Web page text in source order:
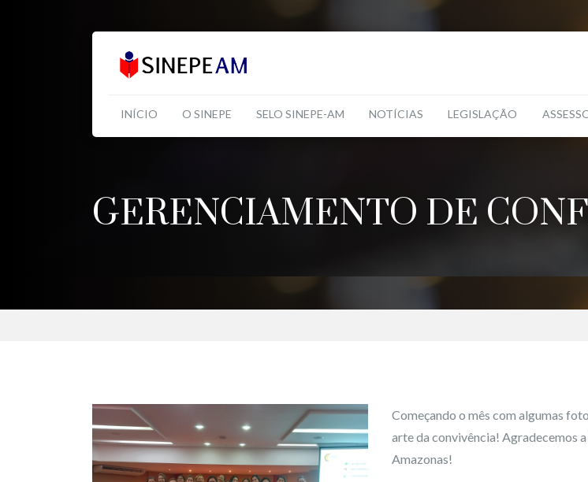
INÍCIO O SINEPE SELO SINEPE-AM NOTÍCIAS LEGISLAÇÃO
GERENCIAMENTO DE
Começando o mês com algumas
arte da convivência! Agradecemos
Amazonas!